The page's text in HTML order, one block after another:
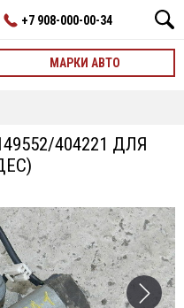
+7 908-000-00-34
МАРКИ АВТО
404221 ДЛЯ